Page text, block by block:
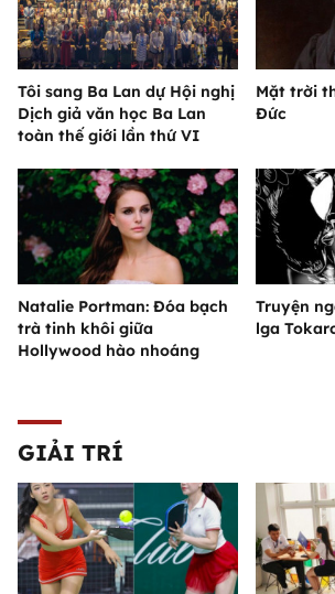
Tôi sang Ba Lan dự Hội nghị
Dịch giả văn học Ba Lan
toàn thế giới lần thứ VI
Mặt trời
Đức
Natalie Portman: Đóa bạch
trà tinh khôi giữa
Hollywood hào nhoáng
Truyện
lga
GIẢI TRÍ